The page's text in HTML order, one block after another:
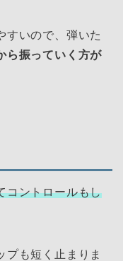
すいので、弾いた
ら振っていく方が
コントロールもし
プも短く止まりま